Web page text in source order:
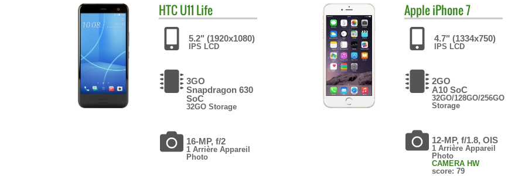
HTCU11 Life
5.2" (1920x1080)
IPS LCD
3GO
Snapdragon 630
SoC
32GO Storage
16-MP, f/2
1 Arrière Appareil
Photo
AppleiPhone 7
4.7" (1334x750)
IPS LCD
2GO
A10 SoC
32GO/128GO/256GO
Storage
12-MP, f/1.8, OIS
1 Arrière Appareil
Photo
CAMERA HW
score: 79